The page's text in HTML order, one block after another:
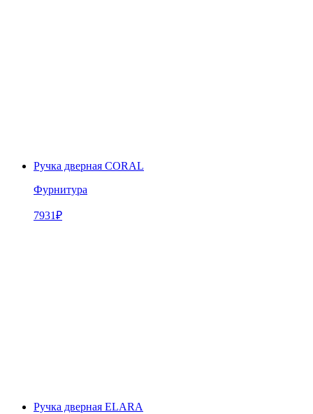
Ручка дверная CORAL
Фурнитура
7931₽
Ручка дверная ELARA